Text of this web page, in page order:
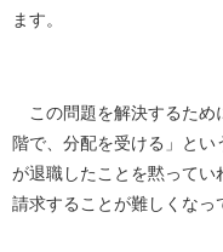
ます。
この問題を解決するため
階で、分配を受ける」と
が退職したことを黙ってい
請求することが難しくなっ